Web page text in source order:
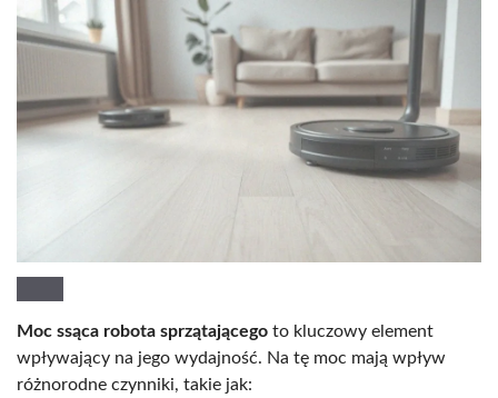
Moc ssąca robota sprzątającego to kluczowy element
wpływający na jego wydajność. Na tę moc mają wpływ
różnorodne czynniki, takie jak: